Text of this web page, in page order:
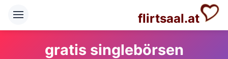
flirtsaal.at
gratis singlebörsen